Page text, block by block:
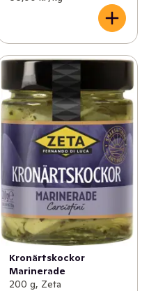
Kronärtskockor
Marinerade
200 g, Zeta